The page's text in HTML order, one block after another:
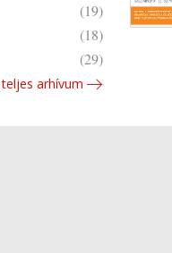
(19)
(18)
(29)
teljes arhívum